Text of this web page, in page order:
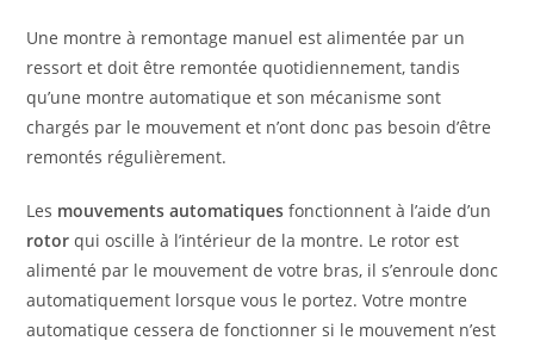
Une montre à remontage manuel est alimentée par un
ressort et doit être remontée quotidiennement, tandis
qu’une montre automatique et son mécanisme sont
chargés par le mouvement et n’ont donc pas besoin d’être
remontés régulièrement.
Les mouvements automatiques fonctionnent à l’aide d’un
rotor qui oscille à l’intérieur de la montre. Le rotor est
alimenté par le mouvement de votre bras, il s’enroule donc
automatiquement lorsque vous le portez. Votre montre
automatique cessera de fonctionner si le mouvement n’est